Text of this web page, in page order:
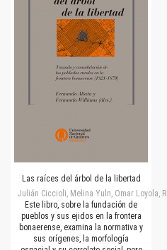
Las raíces del árbol de la libertad
Julián Ciccioli, Melina Yuln, Omar Loyola,
Este libro, sobre la fundación de
pueblos y sus ejidos en la frontera
bonaerense, examina la normativa y
sus orígenes, la morfología